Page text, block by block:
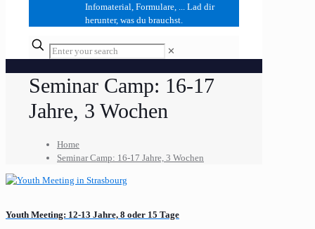
Infomaterial, Formulare, ... Lad dir
herunter, was du brauchst.
✕
Seminar Camp: 16-17
Jahre, 3 Wochen
Home
Seminar Camp: 16-17 Jahre, 3 Wochen
Youth Meeting: 12-13 Jahre, 8 oder 15 Tage